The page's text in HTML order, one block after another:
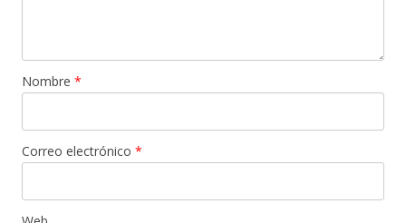
Nombre *
Correo electrónico *